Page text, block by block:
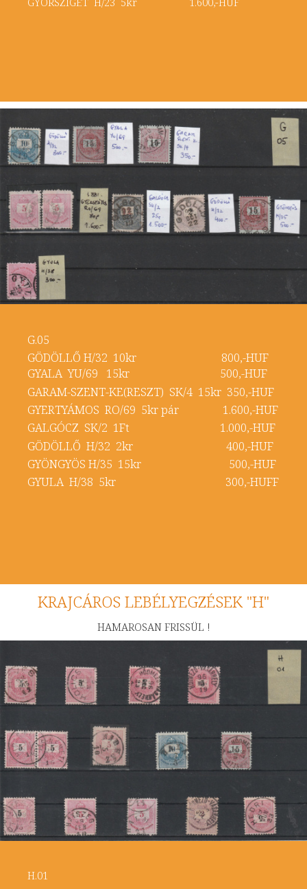
G.05
GÖDÖLLŐ H/32 10kr 800,-HUF
GYALA YU/69 15kr 500,-HUF
GARAM-SZENT-KE(RESZT) SK/4 15kr 350,-HUF
GYERTYÁMOS RO/69 5kr pár 1.600,-HUF
GALGÓCZ SK/2 1Ft 1.000,-HUF
GÖDÖLLŐ H/32 2kr 400,-HUF
GYÖNGYÖS H/35 15kr 500,-HUF
GYULA H/38 5kr 300,-HUFF
KRAJCÁROS LEBÉLYEGZÉSEK "H"
HAMAROSAN FRISSÜL !
H.01